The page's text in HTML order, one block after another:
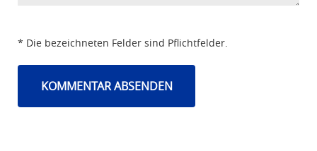
* Die bezeichneten Felder sind Pflichtfelder.